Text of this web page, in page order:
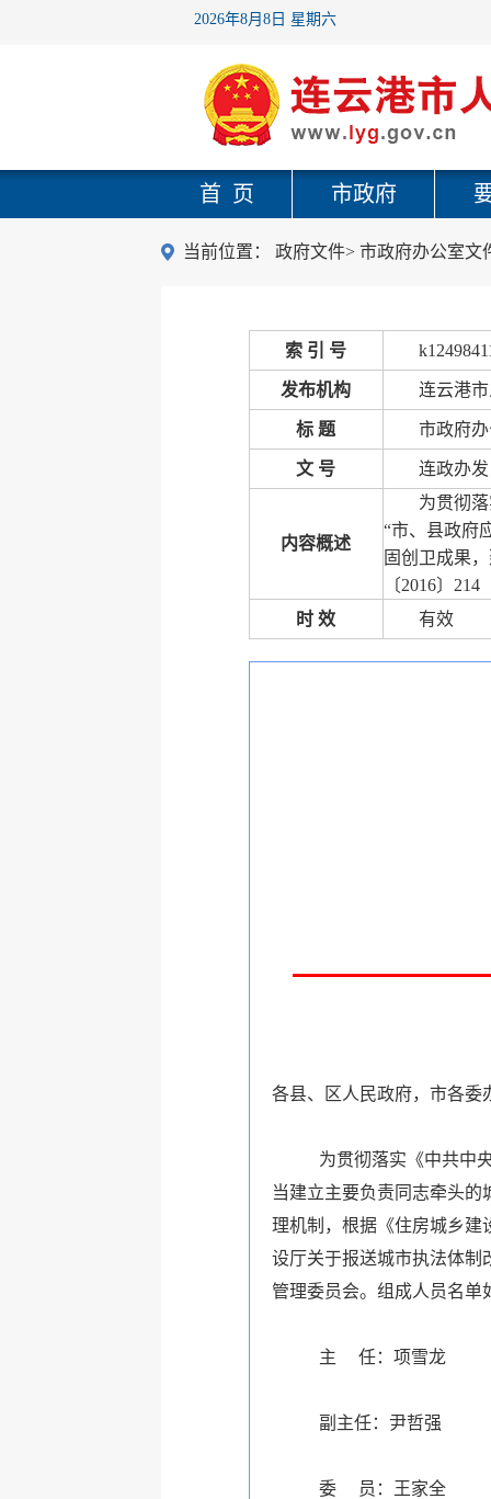
2026年8月8日 星期六
首 页 市政府
当前位置： 政府文件> 市政府办公室文
索 引 号
发布机构 连云港
标 题 市政府
文 号 连政办发
内容概述
为贯彻
“市、县政府
固创卫成果
〔2016〕214
时 效
有效
各县、区人民政府，市各委
为贯彻落实《中共中
当建立主要负责同志牵头
理机制，根据《住房城乡建
设厅关于报送城市执法体制
管理委员会。组成人员名单
主 任： 项雪龙
副主任： 尹哲强
委 员： 王家全